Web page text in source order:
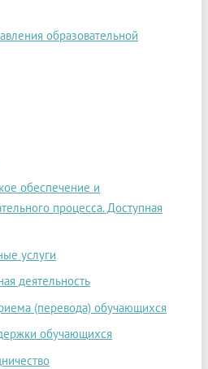
образовательной
обеспечение и
процесса. Доступная
услуги
деятельность
(перевода) обучающихся
обучающихся